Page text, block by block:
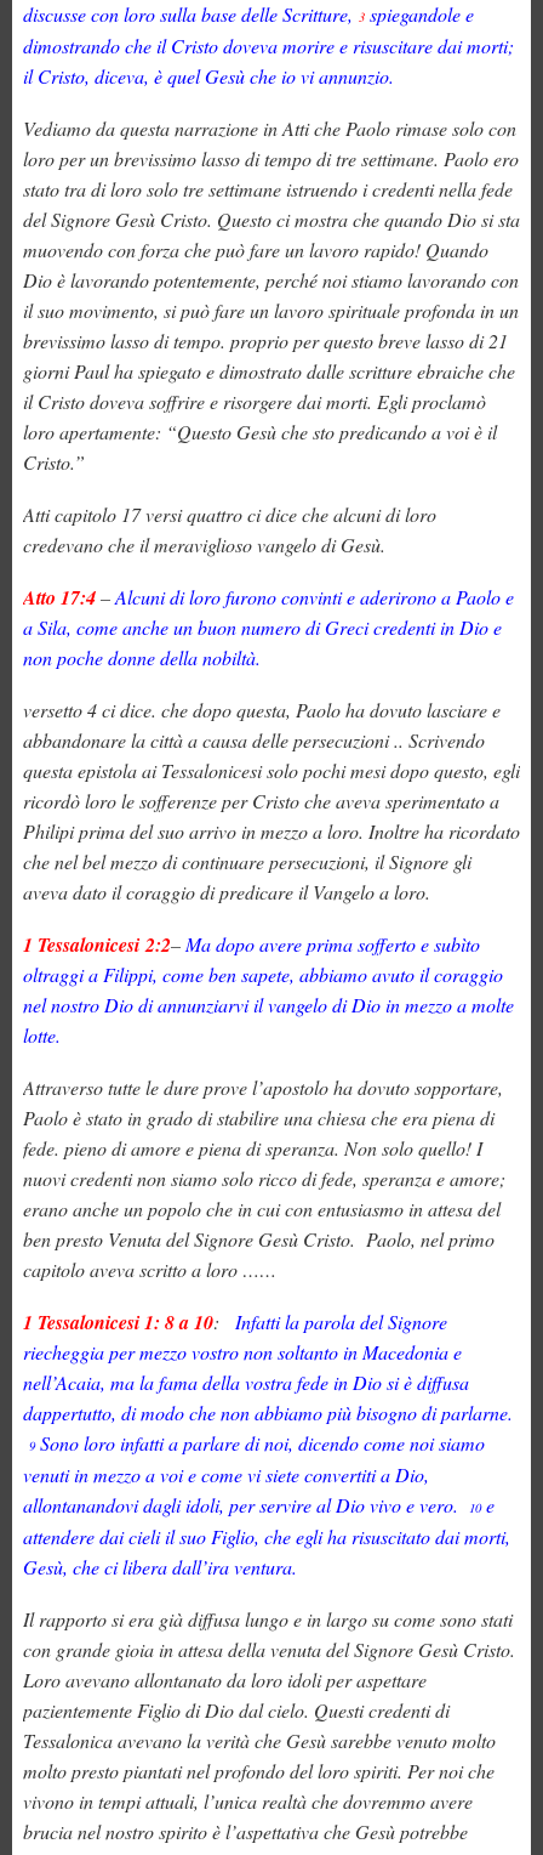
discusse con loro sulla base delle Scritture, 3 spiegandole e
dimostrando che il Cristo doveva morire e risuscitare dai morti;
il Cristo, diceva, è quel Gesù che io vi annunzio.
Vediamo da questa narrazione in Atti che Paolo rimase solo con
loro per un brevissimo lasso di tempo di tre settimane. Paolo ero
stato tra di loro solo tre settimane istruendo i credenti nella fede
del Signore Gesù Cristo. Questo ci mostra che quando Dio si sta
muovendo con forza che può fare un lavoro rapido! Quando
Dio è lavorando potentemente, perché noi stiamo lavorando con
il suo movimento, si può fare un lavoro spirituale profonda in un
brevissimo lasso di tempo. proprio per questo breve lasso di 21
giorni Paul ha spiegato e dimostrato dalle scritture ebraiche che
il Cristo doveva soffrire e risorgere dai morti. Egli proclamò
loro apertamente: “Questo Gesù che sto predicando a voi è il
Cristo.”
Atti capitolo 17 versi quattro ci dice che alcuni di loro
credevano che il meraviglioso vangelo di Gesù.
Atto 17:4–Alcuni di loro furono convinti e aderirono a Paolo e
a Sila, come anche un buon numero di Greci credenti in Dio e
non poche donne della nobiltà.
versetto 4 ci dice. che dopo questa, Paolo ha dovuto lasciare e
abbandonare la città a causa delle persecuzioni .. Scrivendo
questa epistola ai Tessalonicesi solo pochi mesi dopo questo, egli
ricordò loro le sofferenze per Cristo che aveva sperimentato a
Philipi prima del suo arrivo in mezzo a loro. Inoltre ha ricordato
che nel bel mezzo di continuare persecuzioni, il Signore gli
aveva dato il coraggio di predicare il Vangelo a loro.
1 Tessalonicesi 2:2– Ma dopo avere prima sofferto e subìto
oltraggi a Filippi, come ben sapete, abbiamo avuto il coraggio
nel nostro Dio di annunziarvi il vangelo di Dio in mezzo a molte
lotte.
Attraverso tutte le dure prove l’apostolo ha dovuto sopportare,
Paolo è stato in grado di stabilire una chiesa che era piena di
fede. pieno di amore e piena di speranza. Non solo quello! I
nuovi credenti non siamo solo ricco di fede, speranza e amore;
erano anche un popolo che in cui con entusiasmo in attesa del
ben presto Venuta del Signore Gesù Cristo. Paolo, nel primo
capitolo aveva scritto a loro ……
1 Tessalonicesi 1: 8 a 10:
Infatti la parola del Signore
riecheggia per mezzo vostro non soltanto in Macedonia e
nell’Acaia, ma la fama della vostra fede in Dio si è diffusa
dappertutto, di modo che non abbiamo più bisogno di parlarne.
9Sono loro infatti a parlare di noi, dicendo come noi siamo
venuti in mezzo a voi e come vi siete convertiti a Dio,
allontanandovi dagli idoli, per servire al Dio vivo e vero.
10e
attendere dai cieli il suo Figlio, che egli ha risuscitato dai morti,
Gesù, che ci libera dall’ira ventura.
Il rapporto si era già diffusa lungo e in largo su come sono stati
con grande gioia in attesa della venuta del Signore Gesù Cristo.
Loro avevano allontanato da loro idoli per aspettare
pazientemente Figlio di Dio dal cielo. Questi credenti di
Tessalonica avevano la verità che Gesù sarebbe venuto molto
molto presto piantati nel profondo del loro spiriti. Per noi che
vivono in tempi attuali, l’unica realtà che dovremmo avere
brucia nel nostro spirito è l’aspettativa che Gesù potrebbe